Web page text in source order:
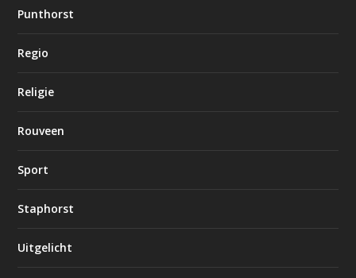
Punthorst
Regio
Religie
Rouveen
Sport
Staphorst
Uitgelicht